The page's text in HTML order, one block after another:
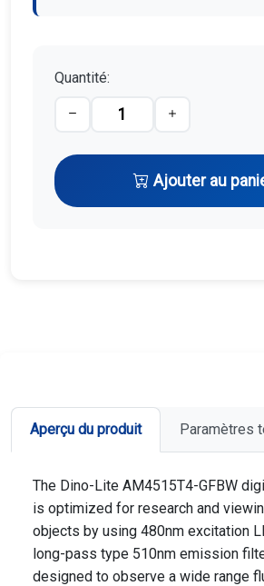
Quantité:
Ajouter au
Aperçu du produit Paramètres
The Dino-Lite AM4515T4-GFBW
is optimized for research and
objects by using 480nm excitation
long-pass type 510nm emission
designed to observe a wide range